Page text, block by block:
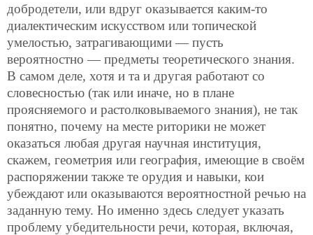
добродетели, или вдруг оказывается каким-то
диалектическим искусством или топической
умелостью, затрагивающими — пусть
вероятностно — предметы теоретического знания.
В самом деле, хотя и та и другая работают со
словесностью (так или иначе, но в плане
проясняемого и растолковываемого знания), не так
понятно, почему на месте риторики не может
оказаться любая другая научная институция,
скажем, геометрия или география, имеющие в своём
распоряжении также те орудия и навыки, кои
убеждают или оказываются вероятностной речью на
заданную тему. Но именно здесь следует указать
проблему убедительности речи, которая, включая,